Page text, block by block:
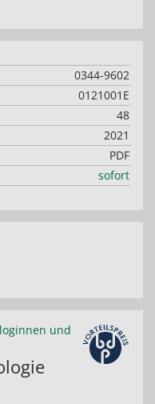
0344-9602
0121001E
48
2021
PDF
sofort
und